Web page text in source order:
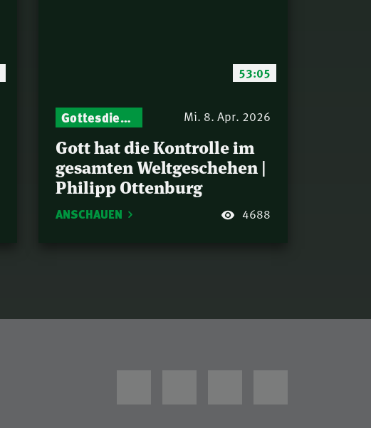
53:05
Gottesdienst-Botschaften – Jeden Sonntag neu: Aktuelle Predigten vom Mitternachtsruf Mi. 8. Apr. 2026
Gott hat die Kontrolle im
gesamten Weltgeschehen |
Philipp Ottenburg
ANSCHAUEN 4688